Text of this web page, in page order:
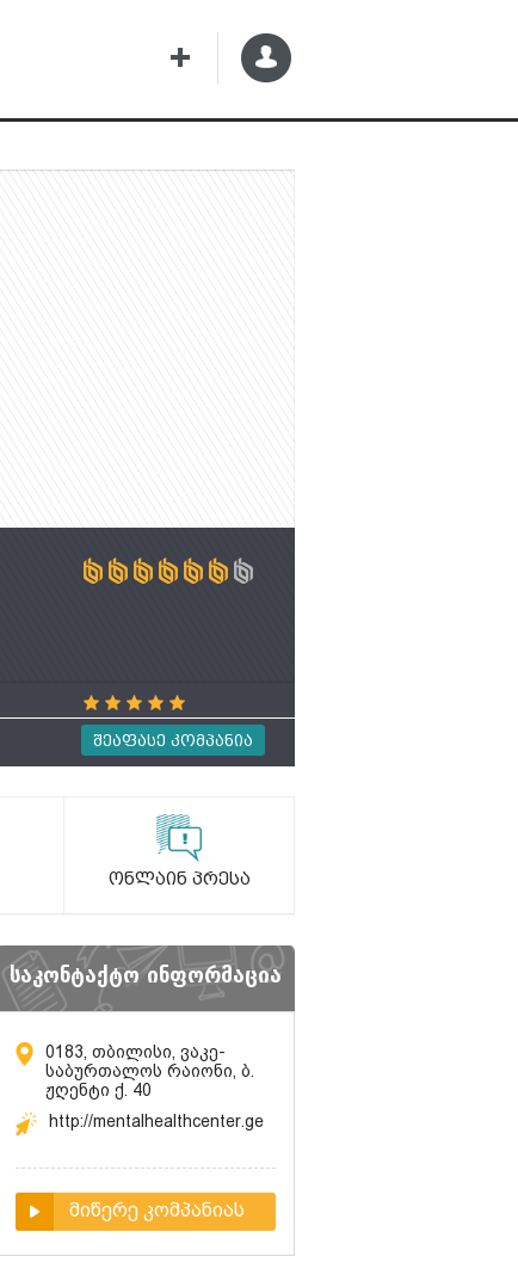
Შეაფასე Კომპანია
Ონლაინ Პრესა
საკონტაქტო ინფორმაცია
0183, თბილისი, ვაკე-
საბურთალოს რაიონი, ბ.
ჟღენტი ქ. 40
http://mentalhealthcenter.ge
მიწერე კომპანიას